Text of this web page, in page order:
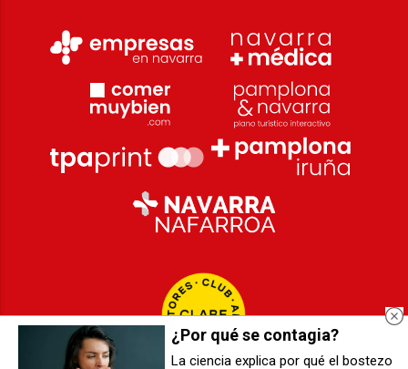
¿Por qué se contagia?
La ciencia explica por qué el bostezo